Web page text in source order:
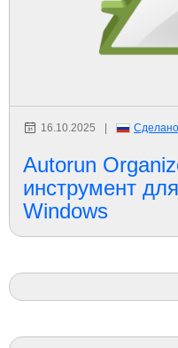
16.10.2025 |
Autorun
инструмент
Windows